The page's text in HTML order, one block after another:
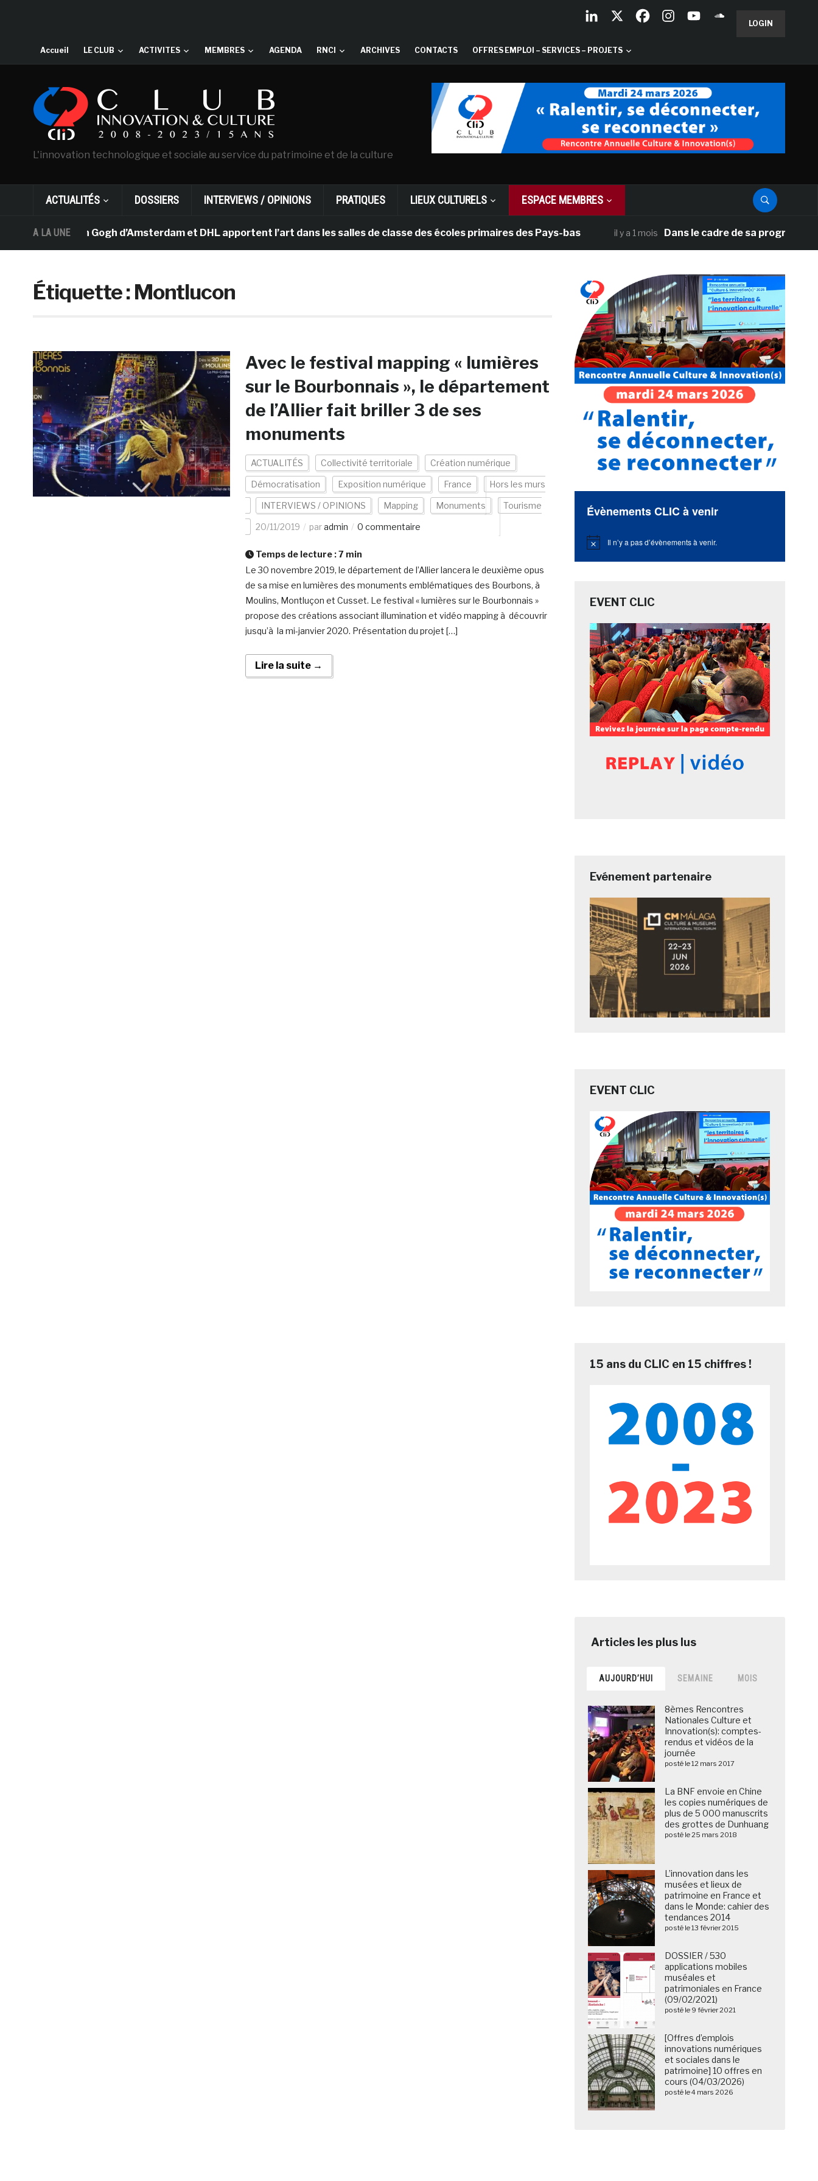
LOGIN
Accueil LE CLUB ACTIVITES MEMBRES AGENDA RNCI ARCHIVES CONTACTS OFFRES EMPLOI – SERVICES – PROJETS
L'innovation technologique et sociale au service du patrimoine et de la culture
ACTUALITÉS DOSSIERS INTERVIEWS / OPINIONS PRATIQUES LIEUX CULTURELS ESPACE MEMBRES
A LA UNE
musée Van Gogh d’Amsterdam et DHL apportent l’art dans les salles de classe des écoles primaires des Pays-bas il y a 1 mois Dans le cadre de sa programmation
Étiquette :Montlucon
Avec le festival mapping « lumières
sur le Bourbonnais », le département
de l’Allier fait briller 3 de ses
monuments
ACTUALITÉS Collectivité territoriale Création numérique
Démocratisation Exposition numérique France Hors les murs
INTERVIEWS / OPINIONS Mapping Monuments Tourisme
20/11/2019 paradmin 0 commentaire
Temps de lecture :7 min
Le 30 novembre 2019, le département de l’Allier lancera le deuxième opus
de sa mise en lumières des monuments emblématiques des Bourbons, à
Moulins, Montluçon et Cusset. Le festival « lumières sur le Bourbonnais »
propose des créations associant illumination et vidéo mapping à découvrir
jusqu’à la mi-janvier 2020. Présentation du projet […]
Lire la suite →
Évènements CLIC à venir
Notice Il n’y a pas d’évènements à venir.
EVENT CLIC
Evénement partenaire
EVENT CLIC
15 ans du CLIC en 15 chiffres !
AUJOURD’HUI SEMAINE MOIS
8èmes Rencontres
Nationales Culture et
Innovation(s): comptes-
rendus et vidéos de la
journée
posté le 12 mars 2017
La BNF envoie en Chine
les copies numériques de
plus de 5 000 manuscrits
des grottes de Dunhuang
posté le 25 mars 2018
L’innovation dans les
musées et lieux de
patrimoine en France et
dans le Monde: cahier des
tendances 2014
posté le 13 février 2015
DOSSIER / 530
applications mobiles
muséales et
patrimoniales en France
(09/02/2021)
posté le 9 février 2021
[Offres d’emplois
innovations numériques
et sociales dans le
patrimoine] 10 offres en
cours (04/03/2026)
posté le 4 mars 2026